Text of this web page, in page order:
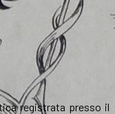
registrata presso il